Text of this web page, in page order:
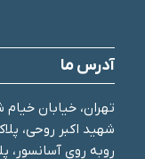
آدرس ما
تهران، خیابان خیام
روبه روی آسانسور،